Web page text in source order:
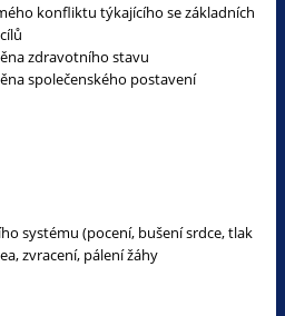
konfliktu týkajícího se základních
zdravotního stavu
společenského postavení
systému (pocení, bušení srdce, tlak
zvracení, pálení žáhy